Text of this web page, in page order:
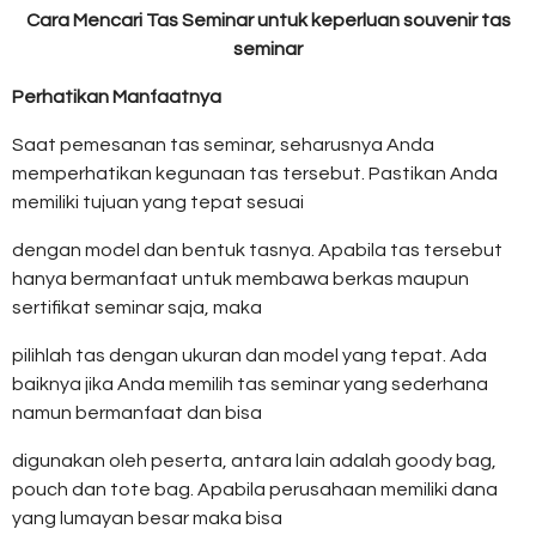
Cara Mencari Tas Seminar untuk keperluan souvenir tas
seminar
Perhatikan Manfaatnya
Saat pemesanan tas seminar, seharusnya Anda
memperhatikan kegunaan tas tersebut. Pastikan Anda
memiliki tujuan yang tepat sesuai
dengan model dan bentuk tasnya. Apabila tas tersebut
hanya bermanfaat untuk membawa berkas maupun
sertifikat seminar saja, maka
pilihlah tas dengan ukuran dan model yang tepat. Ada
baiknya jika Anda memilih tas seminar yang sederhana
namun bermanfaat dan bisa
digunakan oleh peserta, antara lain adalah goody bag,
pouch dan tote bag. Apabila perusahaan memiliki dana
yang lumayan besar maka bisa